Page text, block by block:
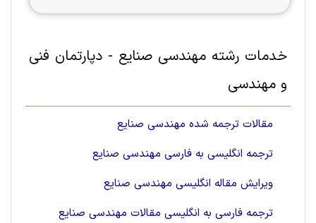
خدمات رشته مهندسی صنايع - دپارتمان فنی
و مهندسی
مقالات ترجمه شده مهندسی صنایع
ترجمه انگلیسی به فارسی مهندسی صنایع
ویرایش مقاله انگلیسی مهندسی صنایع
ترجمه فارسی به انگلیسی مقالات مهندسی صنایع